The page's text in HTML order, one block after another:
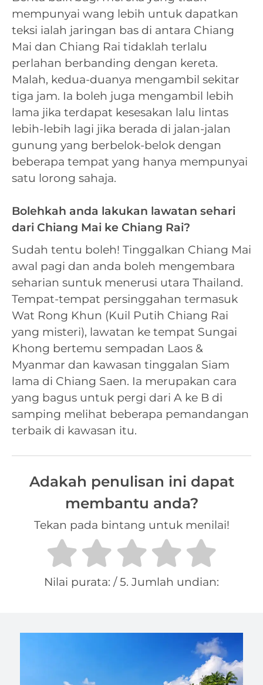
mempunyai wang lebih untuk dapatkan
teksi ialah jaringan bas di antara Chiang
Mai dan Chiang Rai tidaklah terlalu
perlahan berbanding dengan kereta.
Malah, kedua-duanya mengambil sekitar
tiga jam. Ia boleh juga mengambil lebih
lama jika terdapat kesesakan lalu lintas
lebih-lebih lagi jika berada di jalan-jalan
gunung yang berbelok-belok dengan
beberapa tempat yang hanya mempunyai
satu lorong sahaja.
Bolehkah anda lakukan lawatan sehari
dari Chiang Mai ke Chiang Rai?
Sudah tentu boleh! Tinggalkan Chiang Mai
awal pagi dan anda boleh mengembara
seharian suntuk menerusi utara Thailand.
Tempat-tempat persinggahan termasuk
Wat Rong Khun (Kuil Putih Chiang Rai
yang misteri), lawatan ke tempat Sungai
Khong bertemu sempadan Laos &
Myanmar dan kawasan tinggalan Siam
lama di Chiang Saen. Ia merupakan cara
yang bagus untuk pergi dari A ke B di
samping melihat beberapa pemandangan
terbaik di kawasan itu.
Adakah penulisan ini dapat
membantu anda?
Tekan pada bintang untuk menilai!
Nilai purata: / 5. Jumlah undian: